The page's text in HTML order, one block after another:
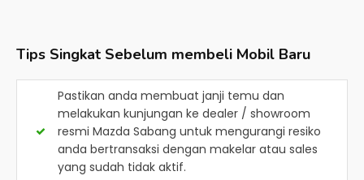
Tips Singkat Sebelum membeli Mobil Baru
Pastikan anda membuat janji temu dan
melakukan kunjungan ke dealer / showroom
resmi Mazda Sabang untuk mengurangi resiko
anda bertransaksi dengan makelar atau sales
yang sudah tidak aktif.